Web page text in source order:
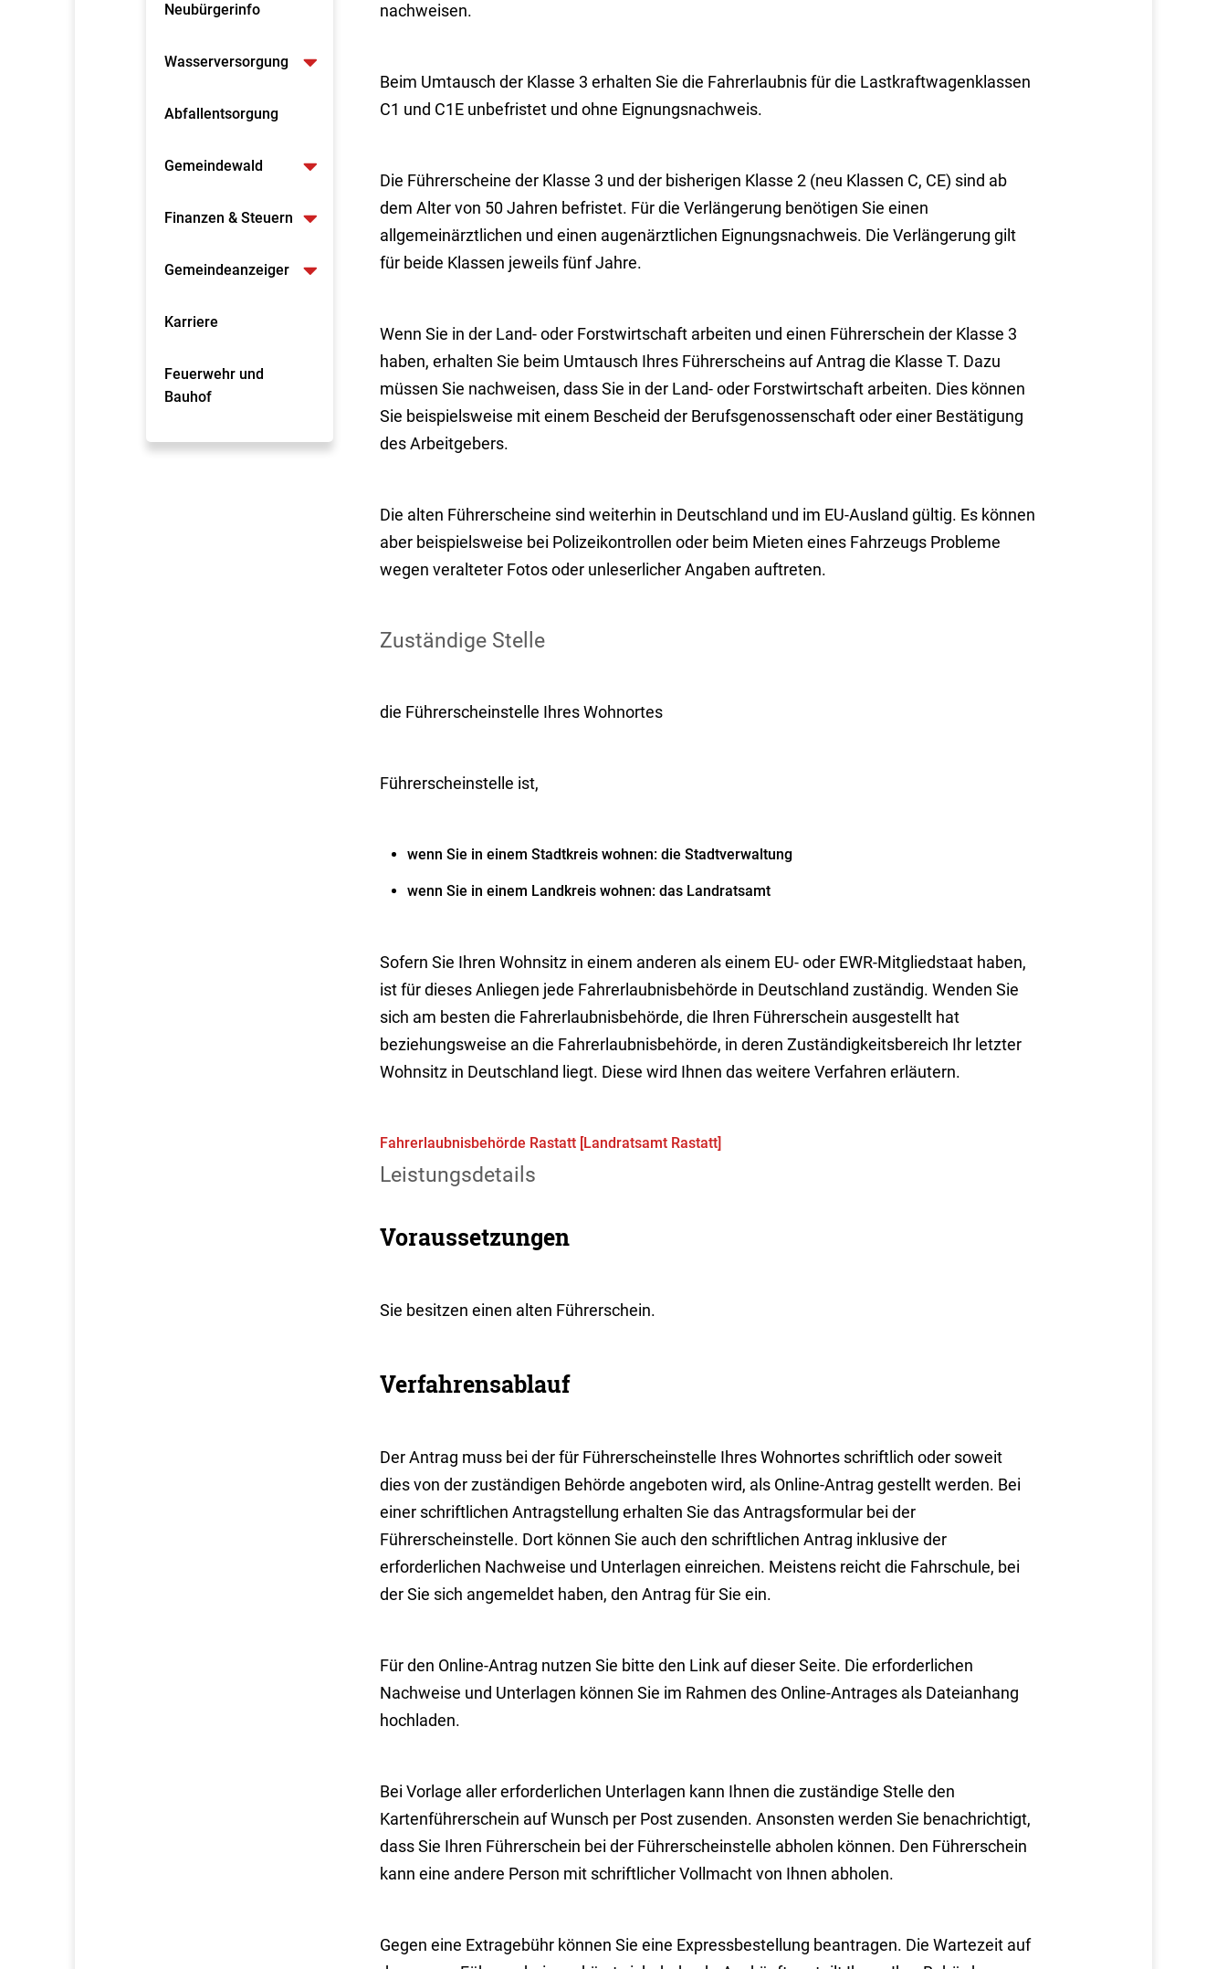
Neubürgerinfo
Wasserversorgung
Abfallentsorgung
Gemeindewald
Finanzen & Steuern
Gemeindeanzeiger
Karriere
Feuerwehr und
Bauhof
nachweisen.
Beim Umtausch der Klasse 3 erhalten Sie die Fahrerlaubnis für die Lastkraftwagenklassen
C1 und C1E unbefristet und ohne Eignungsnachweis.
Die Führerscheine der Klasse 3 und der bisherigen Klasse 2 (neu Klassen C, CE) sind ab
dem Alter von 50 Jahren befristet. Für die Verlängerung benötigen Sie einen
allgemeinärztlichen und einen augenärztlichen Eignungsnachweis. Die Verlängerung gilt
für beide Klassen jeweils fünf Jahre.
Wenn Sie in der Land- oder Forstwirtschaft arbeiten und einen Führerschein der Klasse 3
haben, erhalten Sie beim Umtausch Ihres Führerscheins auf Antrag die Klasse T. Dazu
müssen Sie nachweisen, dass Sie in der Land- oder Forstwirtschaft arbeiten. Dies können
Sie beispielsweise mit einem Bescheid der Berufsgenossenschaft oder einer Bestätigung
des Arbeitgebers.
Die alten Führerscheine sind weiterhin in Deutschland und im EU-Ausland gültig. Es können
aber beispielsweise bei Polizeikontrollen oder beim Mieten eines Fahrzeugs Probleme
wegen veralteter Fotos oder unleserlicher Angaben auftreten.
Zuständige Stelle
die Führerscheinstelle Ihres Wohnortes
Führerscheinstelle ist,
wenn Sie in einem Stadtkreis wohnen: die Stadtverwaltung
wenn Sie in einem Landkreis wohnen: das Landratsamt
Sofern Sie Ihren Wohnsitz in einem anderen als einem EU- oder EWR-Mitgliedstaat haben,
ist für dieses Anliegen jede Fahrerlaubnisbehörde in Deutschland zuständig. Wenden Sie
sich am besten die Fahrerlaubnisbehörde, die Ihren Führerschein ausgestellt hat
beziehungsweise an die Fahrerlaubnisbehörde, in deren Zuständigkeitsbereich Ihr letzter
Wohnsitz in Deutschland liegt. Diese wird Ihnen das weitere Verfahren erläutern.
Fahrerlaubnisbehörde Rastatt [Landratsamt Rastatt]
Leistungsdetails
Voraussetzungen
Sie besitzen einen alten Führerschein.
Verfahrensablauf
Der Antrag muss bei der für Führerscheinstelle Ihres Wohnortes schriftlich oder soweit
dies von der zuständigen Behörde angeboten wird, als Online-Antrag gestellt werden. Bei
einer schriftlichen Antragstellung erhalten Sie das Antragsformular bei der
Führerscheinstelle. Dort können Sie auch den schriftlichen Antrag inklusive der
erforderlichen Nachweise und Unterlagen einreichen. Meistens reicht die Fahrschule, bei
der Sie sich angemeldet haben, den Antrag für Sie ein.
Für den Online-Antrag nutzen Sie bitte den Link auf dieser Seite. Die erforderlichen
Nachweise und Unterlagen können Sie im Rahmen des Online-Antrages als Dateianhang
hochladen.
Bei Vorlage aller erforderlichen Unterlagen kann Ihnen die zuständige Stelle den
Kartenführerschein auf Wunsch per Post zusenden. Ansonsten werden Sie benachrichtigt,
dass Sie Ihren Führerschein bei der Führerscheinstelle abholen können. Den Führerschein
kann eine andere Person mit schriftlicher Vollmacht von Ihnen abholen.
Gegen eine Extragebühr können Sie eine Expressbestellung beantragen. Die Wartezeit auf